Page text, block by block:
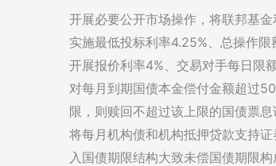
开展必要公开市场操作，将联邦基
实施最低投标利率4.25%、总操作
开展报价利率4%、交易对手每日限
对每月到期国债本金偿付金额超过
限，则赎回不超过该上限的国债票
将每月机构债和机构抵押贷款支持
入国债期限结构大致未偿国债期限